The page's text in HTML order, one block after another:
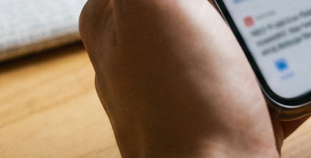
在建工程安全评估
安全生产责任保险事故预防技术服务
交付评估
质量风险综合评估
精装修评估
大型机械设备专项评估
市政过程评估
承接查验(一户一验)
批量精装修驻场管理
筹建驻场
工程管理与咨询
燃气 施工
城市更新—存量改造 城市更新—地下管网 城市更新—文体